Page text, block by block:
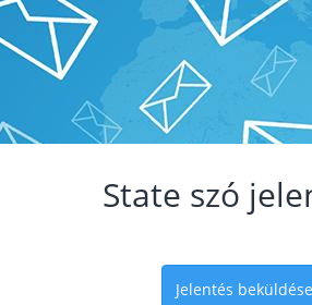
State szó
Jelentés beküldése